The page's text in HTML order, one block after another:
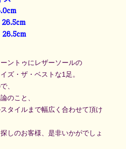
26.5cm
26.5cm
ントゥにレザーソールの
ズ・ザ・ベストな1足。
、
のこと、
タイルまで幅広く合わせて頂け
しのお客様、是非いかがでしょ